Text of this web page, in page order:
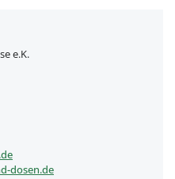
e.K.
dosen.de